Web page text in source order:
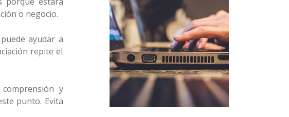
o negocio.
ayudar a
repite el
y
punto. Evita